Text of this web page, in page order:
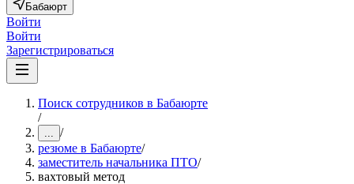
Бабаюрт
Войти
Войти
Зарегистрироваться
Поиск сотрудников в Бабаюрте
/
... /
резюме в Бабаюрте/
заместитель начальника ПТО/
вахтовый метод